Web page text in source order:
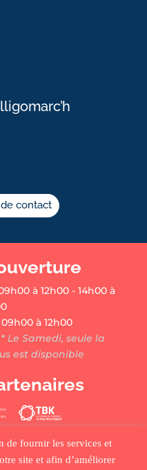
contact
à 12h00 - 14h00 à
à 12h00
Le Samedi, seule la
est disponible
de fournir les services et
site et afin d’améliorer